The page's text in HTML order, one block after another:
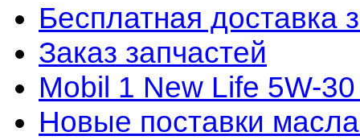
Бесплатная доставка
Заказ запчастей
Mobil 1 New Life 5W-
Новые поставки